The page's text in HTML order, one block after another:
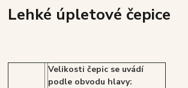
Lehké úpletové čepice
Velikosti čepic se uvádí
podle obvodu hlavy: